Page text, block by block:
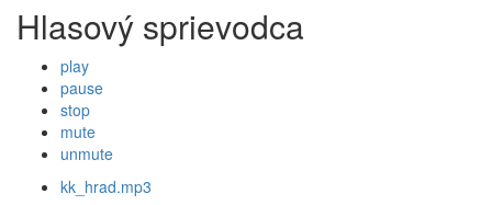
Hlasový sprievodca
play
pause
stop
mute
unmute
kk_hrad.mp3